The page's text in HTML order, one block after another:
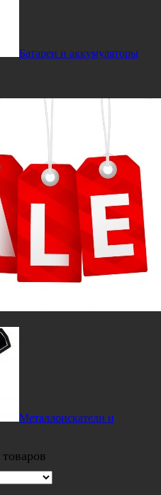
Батареи и аккумуляторы
Металлоискатели и